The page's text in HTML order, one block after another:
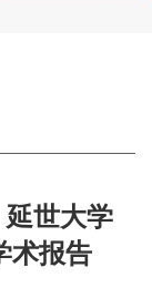
延世大学
术报告